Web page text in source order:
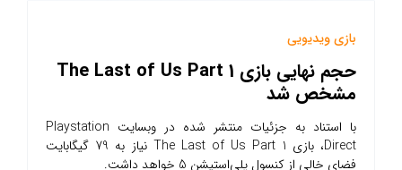
بازی ویدیویی
حجم نهایی بازی The Last of Us Part 1
مشخص شد
با استناد به جزئیات منتشر شده در وبسایت Playstation
Direct، بازی The Last of Us Part 1 نیاز به 79 گیگابایت
فضای خالی از کنسول پلی‌استیشن 5 خواهد داشت.